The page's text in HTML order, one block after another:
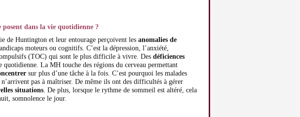
dans la vie quotidienne ?
de Huntington et leur entourage perçoivent les anomalies de
moteurs ou cognitifs. C’est la dépression, l’anxiété,
(TOC) qui sont le plus difficile à vivre. Des déficiences
quotidienne. La MH touche des régions du cerveau permettant
sur plus d’une tâche à la fois. C’est pourquoi les malades
pas à maîtriser. De même ils ont des difficultés à gérer
situations. De plus, lorsque le rythme de sommeil est altéré, cela
somnolence le jour.